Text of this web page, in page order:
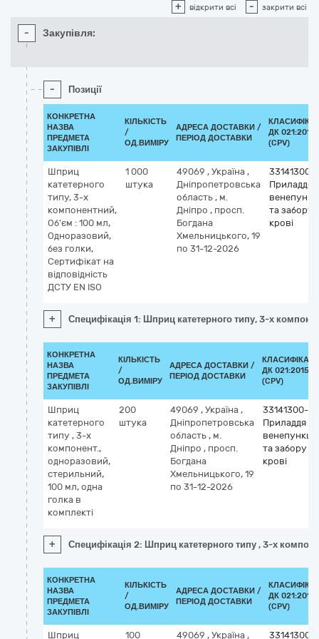
+ відкрити всі - закрити всі
- Закупівля:
- Позиції
КОНКРЕТНА
НАЗВА
ПРЕДМЕТА
ЗАКУПІВЛІ
КІЛЬКІСТЬ
/
ОД.ВИМІРУ
АДРЕСА ДОСТАВКИ /
ПЕРІОД ДОСТАВКИ
ДК 021:2015
(CPV)
Шприц
катетерного
типу, 3-х
компонентний,
Об'єм : 100 мл,
Одноразовий,
без голки,
Сертифікат на
відповідність
ДСТУ EN ISO
1 000
штука
49069 , Україна ,
Дніпропетровська
область , м.
Дніпро , просп.
Богдана
Хмельницького, 19
по 31-12-2026
33141300-
Приладдя
та забору
крові
+ Специфікація 1: Шприц катетерного типу, 3-х
КОНКРЕТНА
НАЗВА
ПРЕДМЕТА
ЗАКУПІВЛІ
КІЛЬКІСТЬ
/
ОД.ВИМІРУ
АДРЕСА ДОСТАВКИ /
ПЕРІОД ДОСТАВКИ
ДК 021:2015
(CPV)
Шприц
катетерного
типу , 3-х
компонент.,
одноразовий,
стерильний,
100 мл, одна
голка в
комплекті
200
штука
49069 , Україна ,
Дніпропетровська
область , м.
Дніпро , просп.
Богдана
Хмельницького, 19
по 31-12-2026
33141300-3
Приладдя
венепункції
та забору
крові
+ Специфікація 2: Шприц катетерного типу , 3-х
КОНКРЕТНА
НАЗВА
ПРЕДМЕТА
ЗАКУПІВЛІ
КІЛЬКІСТЬ
/
ОД.ВИМІРУ
АДРЕСА ДОСТАВКИ /
ПЕРІОД ДОСТАВКИ
ДК 021:2015
(CPV)
Шприц 100 49069 , Україна , 33141300-